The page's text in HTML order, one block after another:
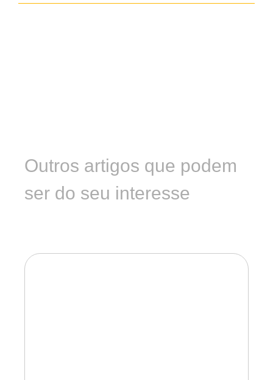
Outros artigos que podem
ser do seu interesse